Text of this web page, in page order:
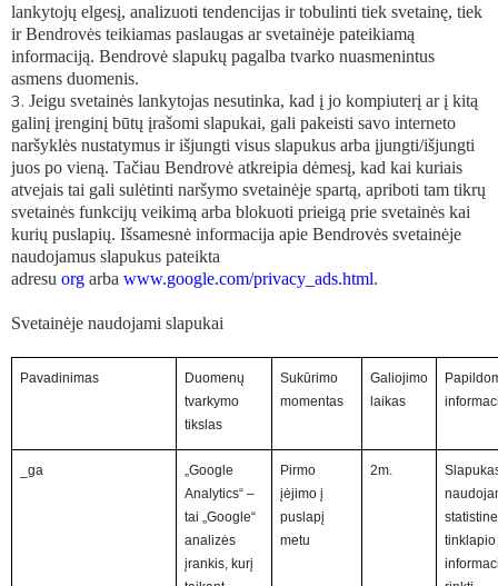
lankytojų elgesį, analizuoti tendencijas ir tobulinti tiek svetainę, tiek
ir Bendrovės teikiamas paslaugas ar svetainėje pateikiamą
informaciją. Bendrovė slapukų pagalba tvarko nuasmenintus
asmens duomenis.
Jeigu svetainės lankytojas nesutinka, kad į jo kompiuterį ar į kitą
galinį įrenginį būtų įrašomi slapukai, gali pakeisti savo interneto
naršyklės nustatymus ir išjungti visus slapukus arba įjungti/išjungti
juos po vieną. Tačiau Bendrovė atkreipia dėmesį, kad kai kuriais
atvejais tai gali sulėtinti naršymo svetainėje spartą, apriboti tam tikrų
svetainės funkcijų veikimą arba blokuoti prieigą prie svetainės kai
kurių puslapių. Išsamesnė informacija apie Bendrovės svetainėje
naudojamus slapukus pateikta
adresu org arba www.google.com/privacy_ads.html.
Svetainėje naudojami slapukai
Pavadinimas
Duomenų
tvarkymo
tikslas
Sukūrimo
momentas
Galiojimo
laikas
_ga
„Google
Analytics“ –
tai „Google“
analizės
įrankis, kurį
Pirmo
įėjimo į
puslapį
metu
2m.
tinklapio